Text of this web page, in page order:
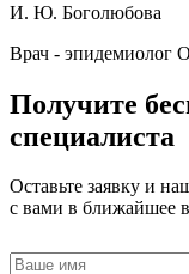
И. Ю. Боголюбова
Врач -
Получите
специалиста
Оставьте заявку и
с вами в ближайшее